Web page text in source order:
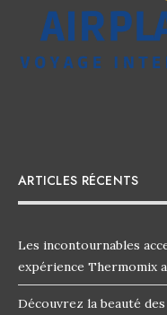
ARTICLES RÉCENTS
Les incontournables
expérience Thermomix
Découvrez la beauté